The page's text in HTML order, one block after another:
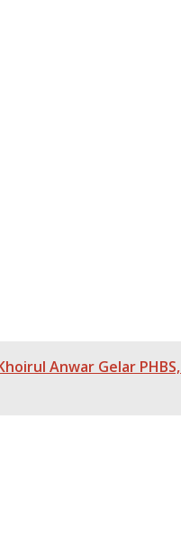
Anwar Gelar